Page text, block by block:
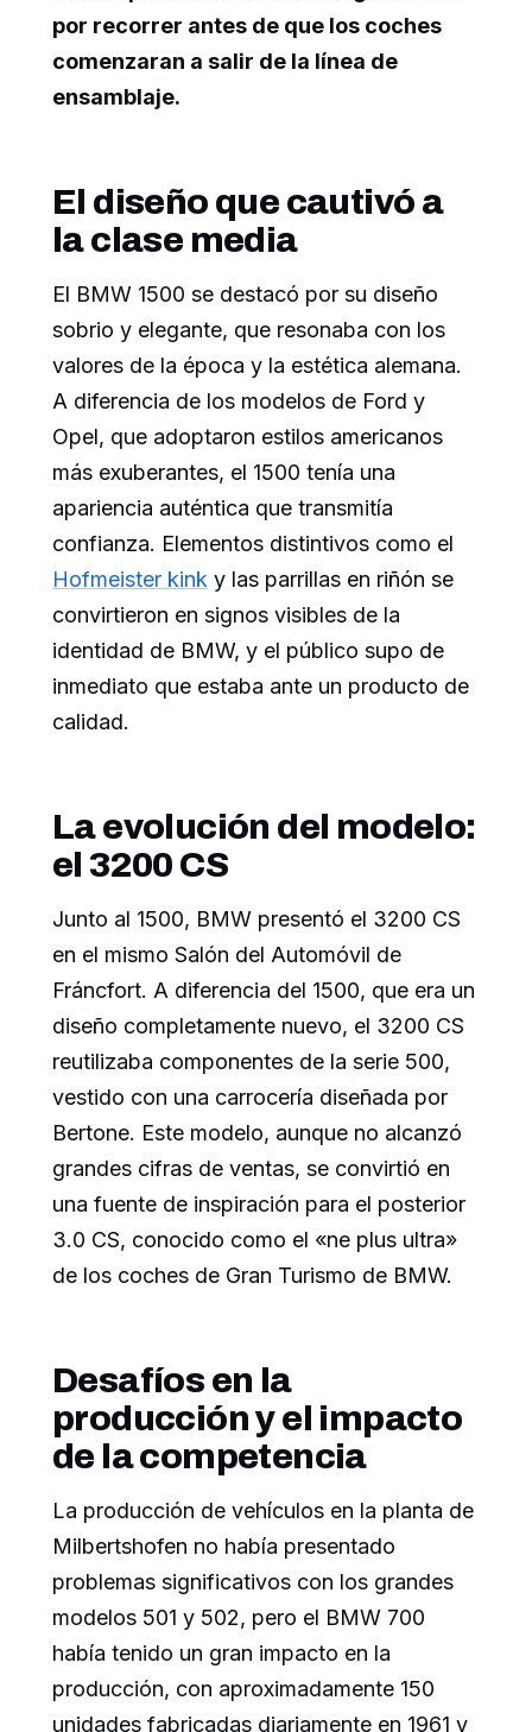
por recorrer antes de que los coches
comenzaran a salir de la línea de
ensamblaje.
El diseño que cautivó a
la clase media
El BMW 1500 se destacó por su diseño
sobrio y elegante, que resonaba con los
valores de la época y la estética alemana.
A diferencia de los modelos de Ford y
Opel, que adoptaron estilos americanos
más exuberantes, el 1500 tenía una
apariencia auténtica que transmitía
confianza. Elementos distintivos como el
Hofmeister kink y las parrillas en riñón se
convirtieron en signos visibles de la
identidad de BMW, y el público supo de
inmediato que estaba ante un producto de
calidad.
La evolución del modelo:
el 3200 CS
Junto al 1500, BMW presentó el 3200 CS
en el mismo Salón del Automóvil de
Fráncfort. A diferencia del 1500, que era un
diseño completamente nuevo, el 3200 CS
reutilizaba componentes de la serie 500,
vestido con una carrocería diseñada por
Bertone. Este modelo, aunque no alcanzó
grandes cifras de ventas, se convirtió en
una fuente de inspiración para el posterior
3.0 CS, conocido como el «ne plus ultra»
de los coches de Gran Turismo de BMW.
Desafíos en la
producción y el impacto
de la competencia
La producción de vehículos en la planta de
Milbertshofen no había presentado
problemas significativos con los grandes
modelos 501 y 502, pero el BMW 700
había tenido un gran impacto en la
producción, con aproximadamente 150
unidades fabricadas diariamente en 1961 y